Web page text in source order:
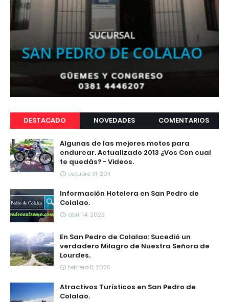
DESTACADO NOVEDADES COMENTARIOS
Algunas de las mejores motos para
endurear. Actualizado 2013 ¿Vos Con cual
te quedás? - Videos.
octubre 31, 2011
Información Hotelera en San Pedro de
Colalao.
abril 14, 2025
En San Pedro de Colalao: Sucedió un
verdadero Milagro de Nuestra Señora de
Lourdes.
febrero 11, 2020
Atractivos Turísticos en San Pedro de
Colalao.